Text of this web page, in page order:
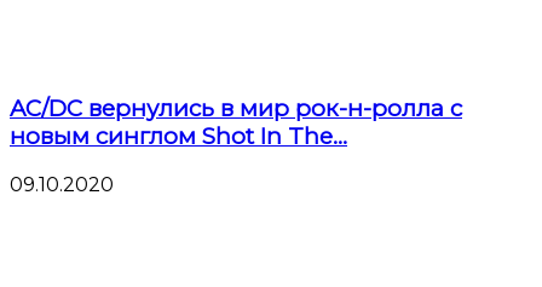
AC/DC вернулись в мир рок-н-ролла с
новым синглом Shot In The...
09.10.2020